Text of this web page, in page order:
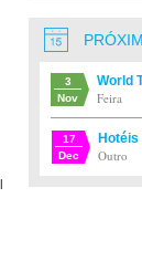
3
Nov
World
Feira
17
Dec
Outro